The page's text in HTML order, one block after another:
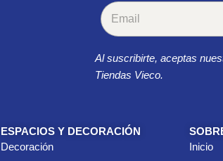
C
o
e
o
c
Al suscribirte, aceptas
Tiendas Vieco.
ESPACIOS Y DECORACIÓN
Decoración
Inicio